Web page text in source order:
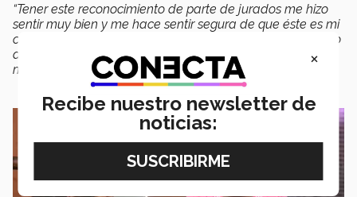
“Tener este reconocimiento de parte de jurados me hizo
sentir muy bien y me hace sentir segura de que éste es mi
camino. Me encantó que pudieran ser difundidas este tipo
de historias y que la historia de Nancy llegue a mucha
más gente”
externó.
×
Recibe nuestro newsletter de
noticias: